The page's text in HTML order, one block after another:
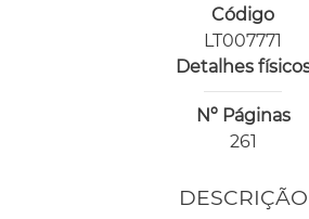
Código
LT007771
Detalhes
Nº Páginas
261
DESCRIÇÃO